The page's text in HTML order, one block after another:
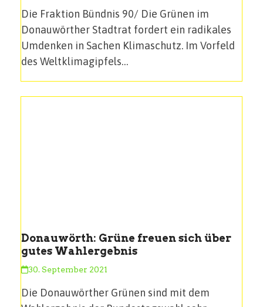
Die Fraktion Bündnis 90/ Die Grünen im
Donauwörther Stadtrat fordert ein radikales
Umdenken in Sachen Klimaschutz. Im Vorfeld
des Weltklimagipfels…
Donauwörth: Grüne freuen sich über
gutes Wahlergebnis
30. September 2021
Die Donauwörther Grünen sind mit dem